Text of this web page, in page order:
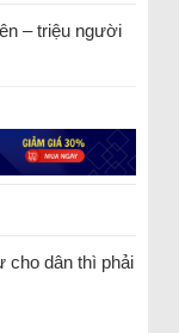
– triệu người
cho dân thì phải